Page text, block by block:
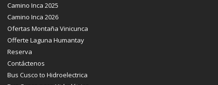
Camino Inca 2025
Camino Inca 2026
Ofertas Montaña Vinicunca
Offerte Laguna Humantay
Reserva
Contáctenos
Bus Cusco to Hidroelectrica